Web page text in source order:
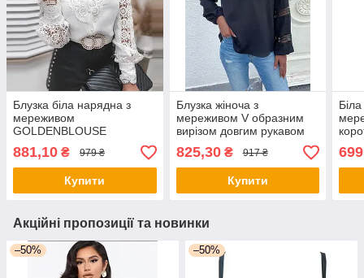
Блузка біла нарядна з
мереживом
GOLDENBLOUSE
881,10 ₴ 979 ₴
Купити
Блузка жіноча з
мереживом V образним
вирізом довгим рукавом
825,30₴ 917 ₴
Купити
699
Акційні пропозиції та новинки
–50% –50%